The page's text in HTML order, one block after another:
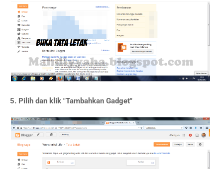
5. Pilih dan klik "Tambahkan Gadget"